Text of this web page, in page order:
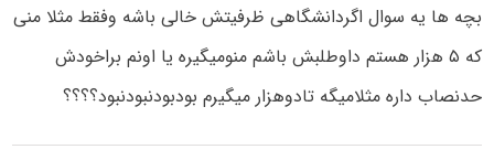
بچه ها یه سوال اگردانشگاهی ظرفیتش خالی باشه وفقط مثلا منی
که ۵ هزار هستم داوطلبش باشم منومیگیره یا اونم براخودش
حدنصاب داره مثلامیگه تادوهزار میگیرم بودبودنبودنبود؟؟؟؟